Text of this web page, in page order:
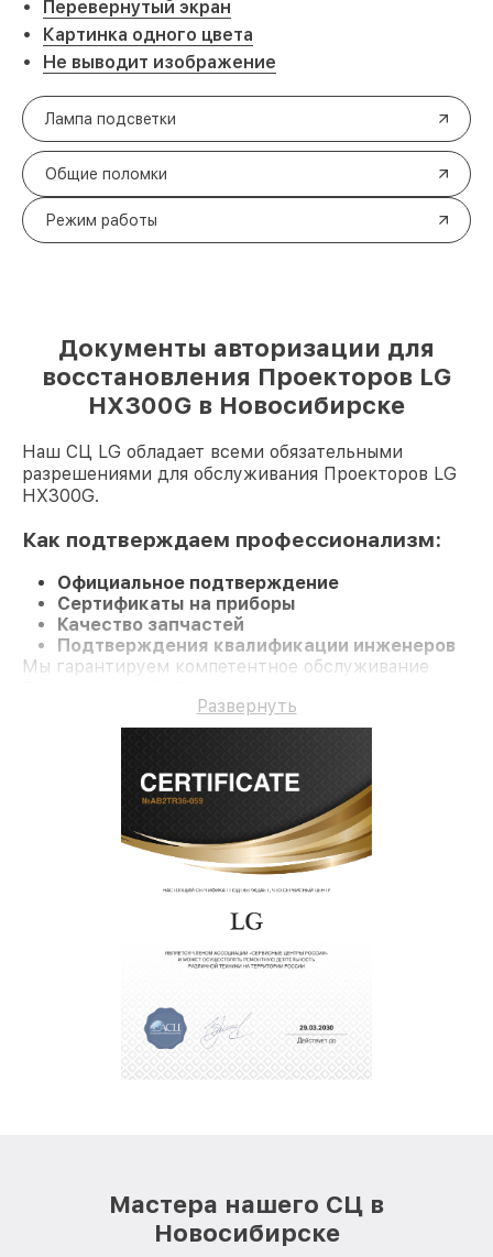
Перевернутый экран
Картинка одного цвета
Не выводит изображение
Лампа подсветки
Общие поломки
Режим работы
Документы авторизации для
восстановления Проекторов LG
HX300G в Новосибирске
Наш СЦ LG обладает всеми обязательными
разрешениями для обслуживания Проекторов LG
HX300G.
Как подтверждаем профессионализм:
Официальное подтверждение
Сертификаты на приборы
Качество запчастей
Подтверждения квалификации инженеров
Мы гарантируем компетентное обслуживание
Развернуть
Мастера нашего СЦ в
Новосибирске